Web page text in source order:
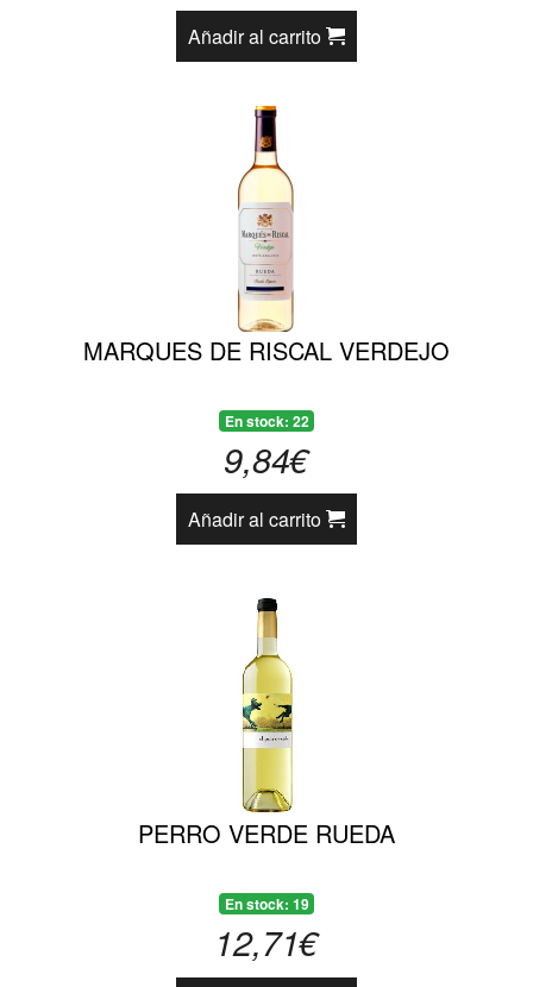
Añadir al carrito
MARQUES DE RISCAL VERDEJO
En stock: 22
9,84€
Añadir al carrito
PERRO VERDE RUEDA
En stock: 19
12,71€